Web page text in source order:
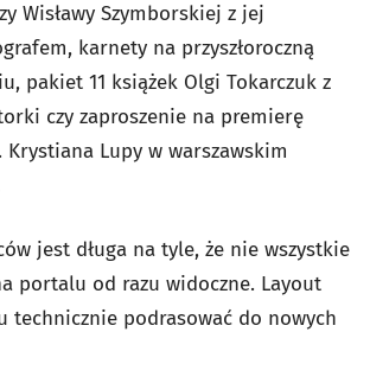
Wisławy Szymborskiej z jej
karnety na przyszłoroczną
pakiet 11 książek Olgi Tokarczuk z
czy zaproszenie na premierę
Krystiana Lupy w warszawskim
jest długa na tyle, że nie wszystkie
portalu od razu widoczne. Layout
technicznie podrasować do nowych